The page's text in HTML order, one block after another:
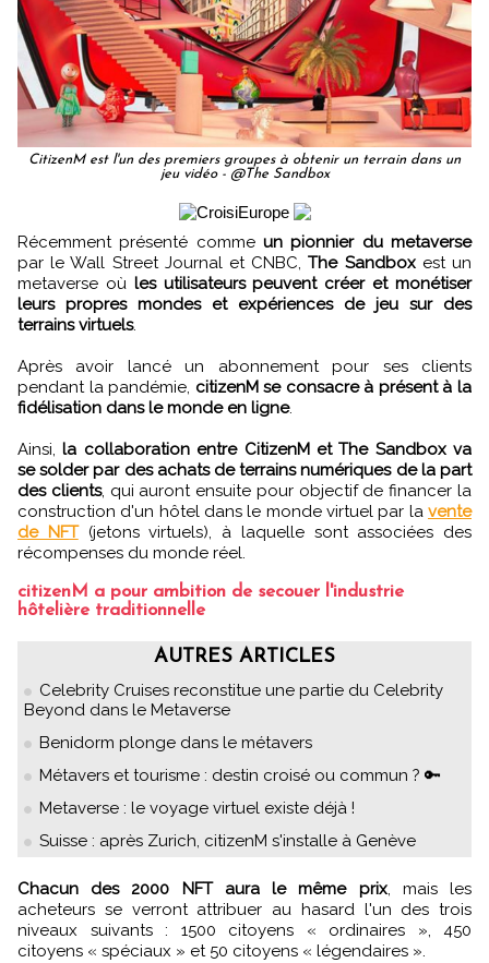
CitizenM est l'un des premiers groupes à obtenir un terrain dans un
jeu vidéo - @The Sandbox
Récemment présenté comme un pionnier du metaverse
par le Wall Street Journal et CNBC,The Sandboxest un
metaverse où les utilisateurs peuvent créer et monétiser
leurs propres mondes et expériences de jeu sur des
terrains virtuels.
Après avoir lancé un abonnement pour ses clients
pendant la pandémie, citizenM se consacre à présent à la
fidélisation dans le monde en ligne.
Ainsi,la collaboration entre CitizenM et The Sandbox va
se solder par des achats de terrains numériques de la part
des clients, qui auront ensuite pour objectif de financer la
construction d'un hôtel dans le monde virtuel par la vente
de NFT(jetons virtuels), à laquelle sont associées des
récompenses du monde réel.
citizenM a pour ambition de secouer l'industrie
hôtelière traditionnelle
AUTRES ARTICLES
Celebrity Cruises reconstitue une partie du Celebrity
Beyond dans le Metaverse
Benidorm plonge dans le métavers
Métavers et tourisme : destin croisé ou commun ? 🔑
Metaverse : le voyage virtuel existe déjà !
Suisse : après Zurich, citizenM s'installe à Genève
Chacun des 2000 NFT aura le même prix, mais les
acheteurs se verront attribuer au hasard l'un des trois
niveaux suivants : 1500 citoyens « ordinaires », 450
citoyens « spéciaux » et 50 citoyens « légendaires ».